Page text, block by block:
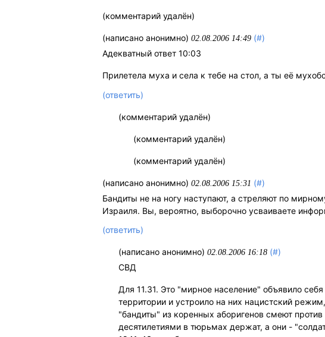
(комментарий удалён)
(написано анонимно)02.08.2006 14:49 (#)
Адекватный ответ 10:03
Прилетела муха и села к тебе на стол, а ты её
(ответить)
(комментарий удалён)
(комментарий удалён)
(комментарий удалён)
(написано анонимно)02.08.2006 15:31 (#)
Бандиты не на ногу наступают, а стреляют по
Израиля. Вы, вероятно, выборочно усваиваете
(ответить)
(написано анонимно) 02.08.2006 16:18 (#)
СВД
Для 11.31. Это "мирное население" объявило
территории и устроило на них нацистский
"бандиты" из коренных аборигенов смеют против
десятилетиями в тюрьмах держат, а они -